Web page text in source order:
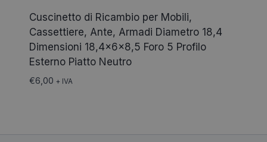
Cuscinetto di Ricambio per Mobili,
Cassettiere, Ante, Armadi Diametro 18,4
Dimensioni 18,4x6x8,5 Foro 5 Profilo
Esterno Piatto Neutro
€6,00 + IVA